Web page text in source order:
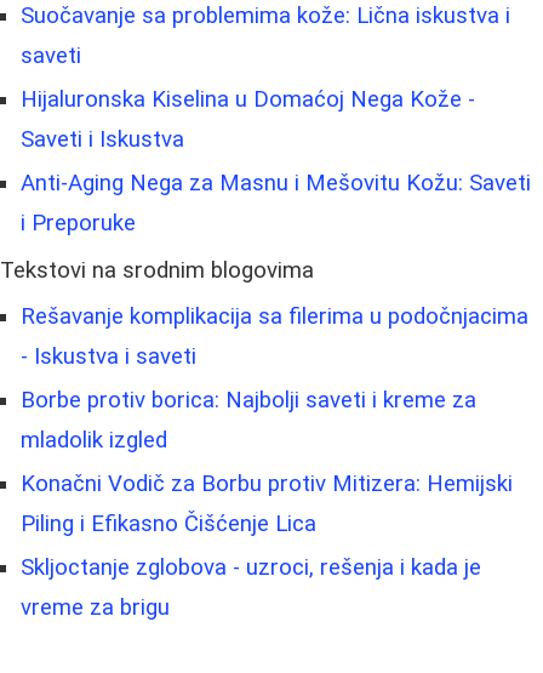
Suočavanje sa problemima kože: Lična iskustva i
saveti
Hijaluronska Kiselina u Domaćoj Nega Kože -
Saveti i Iskustva
Anti-Aging Nega za Masnu i Mešovitu Kožu: Saveti
i Preporuke
Tekstovi na srodnim blogovima
Rešavanje komplikacija sa filerima u podočnjacima
- Iskustva i saveti
Borbe protiv borica: Najbolji saveti i kreme za
mladolik izgled
Konačni Vodič za Borbu protiv Mitizera: Hemijski
Piling i Efikasno Čišćenje Lica
Skljoctanje zglobova - uzroci, rešenja i kada je
vreme za brigu